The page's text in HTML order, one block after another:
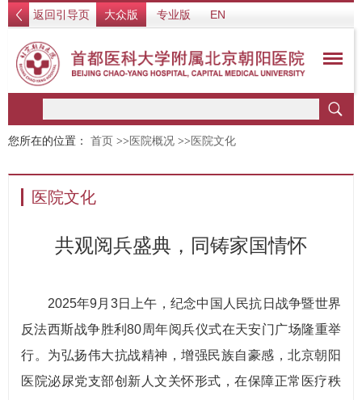
返回引导页 大众版 专业版 EN
您所在的位置： 首页 >> 医院概况 >> 医院文化
医院文化
共观阅兵盛典，同铸家国情怀
2025年9月3日上午，纪念中国人民抗日战争暨世界
反法西斯战争胜利80周年阅兵仪式在天安门广场隆重举
行。为弘扬伟大抗战精神，增强民族自豪感，北京朝阳
医院泌尿党支部创新人文关怀形式，在保障正常医疗秩